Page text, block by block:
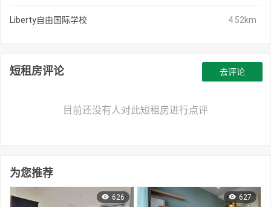
Liberty自由国际学校 4.52km
短租房评论
目前还没有人对此短租房进行点评
去评论
为您推荐
626 627